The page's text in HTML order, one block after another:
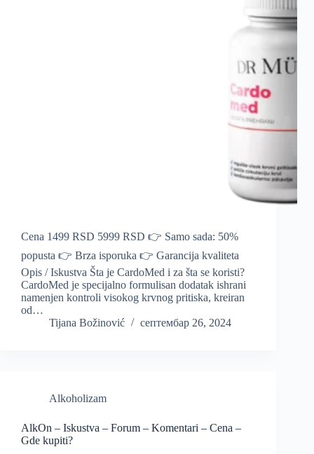
Cena 1499 RSD 5999 RSD 👉 Samo sada: 50%
popusta 👉 Brza isporuka 👉 Garancija kvaliteta
Opis / Iskustva Šta je CardoMed i za šta se koristi?
CardoMed je specijalno formulisan dodatak ishrani
namenjen kontroli visokog krvnog pritiska, kreiran
od…
Tijana Božinović
септембар 26, 2024
Alkoholizam
AlkOn – Iskustva – Forum – Komentari – Cena –
Gde kupiti?